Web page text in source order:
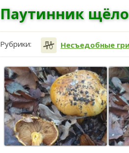
Паутинник
Рубрики: Несъедобные